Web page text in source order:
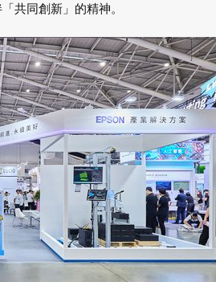
共同創新」的精神。